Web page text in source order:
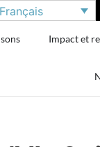
Français
Impact et